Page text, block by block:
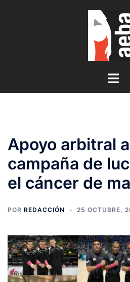
Apoyo arbitral
campaña de
el cáncer de
POR REDACCIÓN 25 OCTUBRE,